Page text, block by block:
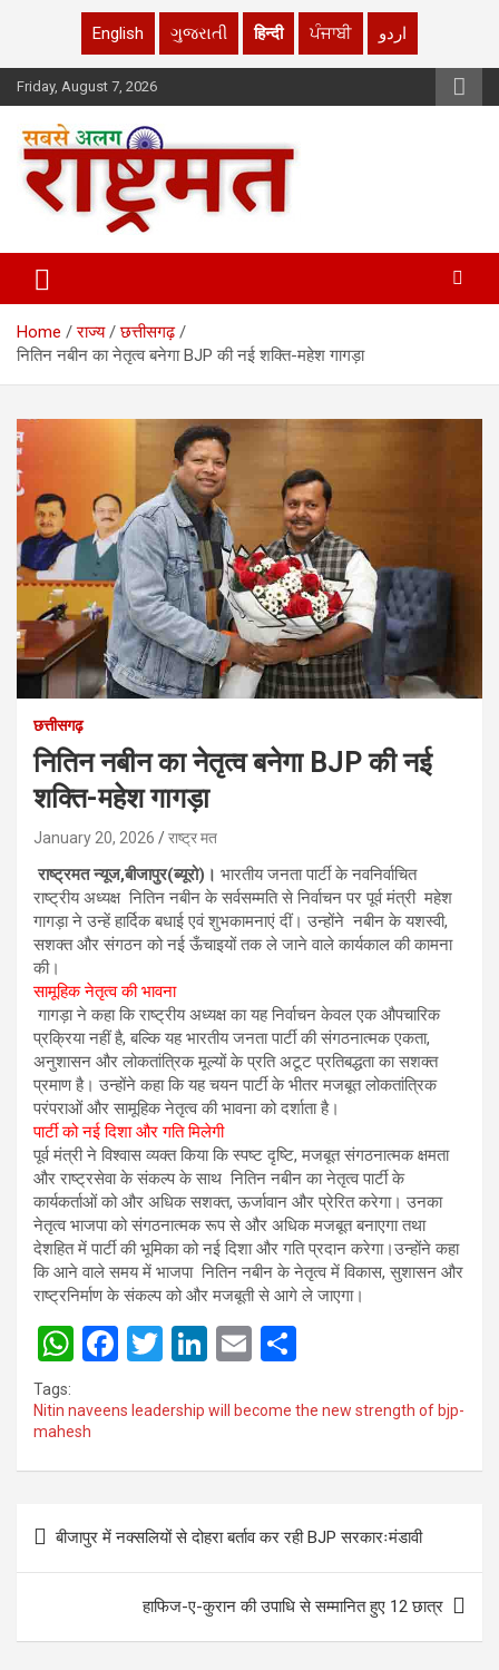
English ગુજરાતી हिन्दी ਪੰਜਾਬੀ اردو
Skip
to
Friday, August 7, 2026
rashtrmat.com
Home राज्य
छत्तीसगढ़
नितिन नबीन का नेतृत्व बनेगा BJP की नई शक्ति-महेश गागड़ा
छत्तीसगढ़
नितिन नबीन का नेतृत्व बनेगा BJP की नई
शक्ति-महेश गागड़ा
January 20, 2026 राष्ट्र मत
राष्ट्रमत न्यूज,बीजापुर(ब्यूरो)। भारतीय जनता पार्टी के नवनिर्वाचित
राष्ट्रीय अध्यक्ष नितिन नबीन के सर्वसम्मति से निर्वाचन पर पूर्व मंत्री महेश
गागड़ा ने उन्हें हार्दिक बधाई एवं शुभकामनाएं दीं। उन्होंने नबीन के यशस्वी,
सशक्त और संगठन को नई ऊँचाइयों तक ले जाने वाले कार्यकाल की कामना
की।
सामूहिक नेतृत्व की भावना
गागड़ा ने कहा कि राष्ट्रीय अध्यक्ष का यह निर्वाचन केवल एक औपचारिक
प्रक्रिया नहीं है, बल्कि यह भारतीय जनता पार्टी की संगठनात्मक एकता,
अनुशासन और लोकतांत्रिक मूल्यों के प्रति अटूट प्रतिबद्धता का सशक्त
प्रमाण है। उन्होंने कहा कि यह चयन पार्टी के भीतर मजबूत लोकतांत्रिक
परंपराओं और सामूहिक नेतृत्व की भावना को दर्शाता है।
पार्टी को नई दिशा और गति मिलेगी
पूर्व मंत्री ने विश्वास व्यक्त किया कि स्पष्ट दृष्टि, मजबूत संगठनात्मक क्षमता
और राष्ट्रसेवा के संकल्प के साथ नितिन नबीन का नेतृत्व पार्टी के
कार्यकर्ताओं को और अधिक सशक्त, ऊर्जावान और प्रेरित करेगा। उनका
नेतृत्व भाजपा को संगठनात्मक रूप से और अधिक मजबूत बनाएगा तथा
देशहित में पार्टी की भूमिका को नई दिशा और गति प्रदान करेगा।उन्होंने कहा
कि आने वाले समय में भाजपा नितिन नबीन के नेतृत्व में विकास, सुशासन और
राष्ट्रनिर्माण के संकल्प को और मजबूती से आगे ले जाएगा।
W
at
s
A
p
p
F
ce
o
o
k
T
tt
Li
ke
n
E
ail ar
Tags:
Nitin naveens leadership will become the new strength of bjp-
mahesh
navigation
बीजापुर में नक्सलियों से दोहरा बर्ताव कर रही BJP सरकारःमंडावी
हाफिज-ए-कुरान की उपाधि से सम्मानित हुए 12 छात्र